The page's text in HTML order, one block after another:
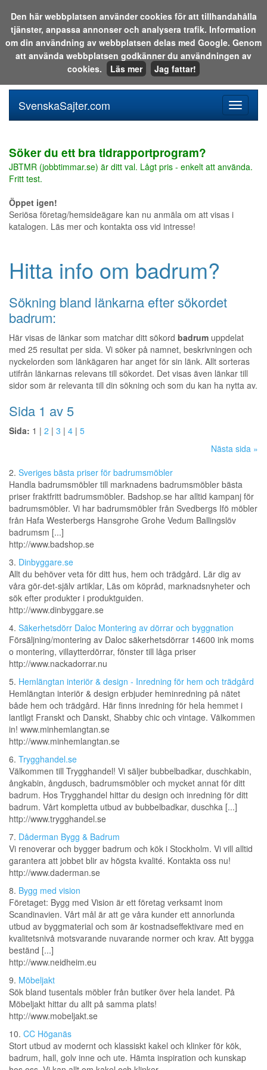
Sök i katalogen eller på webben:
meny
SvenskaSajter.com
Söker du ett bra tidrapportprogram?
JBTMR (jobbtimmar.se) är ditt val. Lågt pris - enkelt att använda.
Fritt test.
Öppet igen!
Seriösa företag/hemsideägare kan nu anmäla om att visas i
katalogen. Läs mer och kontakta oss vid intresse!
Hitta info om badrum?
Sökning bland länkarna efter sökordet
badrum:
Här visas de länkar som matchar ditt sökord badrum uppdelat
med 25 resultat per sida. Vi söker på namnet, beskrivningen och
nyckelorden som länkägaren har anget för sin länk. Allt sorteras
utifrån länkarnas relevans till sökordet. Det visas även länkar till
sidor som är relevanta till din sökning och som du kan ha nytta av.
Sida 1 av 5
Sida: 1 | 2 | 3 | 4 | 5
Nästa sida »
2. Sveriges bästa priser för badrumsmöbler
Handla badrumsmöbler till marknadens badrumsmöbler bästa
priser fraktfritt badrumsmöbler. Badshop.se har alltid kampanj för
badrumsmöbler. Vi har badrumsmöbler från Svedbergs Ifö möbler
från Hafa Westerbergs Hansgrohe Grohe Vedum Ballingslöv
badrumsm [...]
http://www.badshop.se
3. Dinbyggare.se
Allt du behöver veta för ditt hus, hem och trädgård. Lär dig av
våra gör-det-själv artiklar, Läs om köpråd, marknadsnyheter och
sök efter produkter i produktguiden.
http://www.dinbyggare.se
4. Säkerhetsdörr Daloc Montering av dörrar och byggnation
Försäljning/montering av Daloc säkerhetsdörrar 14600 ink moms
o montering, villaytterdörrar, fönster till låga priser
http://www.nackadorrar.nu
5. Hemlängtan interiör & design - Inredning för hem och trädgård
Hemlängtan interiör & design erbjuder heminredning på nätet
både hem och trädgård. Här finns inredning för hela hemmet i
lantligt Franskt och Danskt, Shabby chic och vintage. Välkommen
in! www.minhemlangtan.se
http://www.minhemlangtan.se
6. Trygghandel.se
Välkommen till Trygghandel! Vi säljer bubbelbadkar, duschkabin,
ångkabin, ångdusch, badrumsmöbler och mycket annat för ditt
badrum. Hos Trygghandel hittar du design och inredning för ditt
badrum. Vårt kompletta utbud av bubbelbadkar, duschka [...]
http://www.trygghandel.se
7. Dåderman Bygg & Badrum
Vi renoverar och bygger badrum och kök i Stockholm. Vi vill alltid
garantera att jobbet blir av högsta kvalité. Kontakta oss nu!
http://www.daderman.se
8. Bygg med vision
Företaget: Bygg med Vision är ett företag verksamt inom
Scandinavien. Vårt mål är att ge våra kunder ett annorlunda
utbud av byggmaterial och som är kostnadseffektivare med en
kvalitetsnivå motsvarande nuvarande normer och krav. Att bygga
beständ [...]
http://www.neidheim.eu
9. Möbeljakt
Sök bland tusentals möbler från butiker över hela landet. På
Möbeljakt hittar du allt på samma plats!
http://www.mobeljakt.se
10. CC Höganäs
Stort utbud av modernt och klassiskt kakel och klinker för kök,
badrum, hall, golv inne och ute. Hämta inspiration och kunskap
Den här webbplatsen använder cookies för att tillhandahålla
tjänster, anpassa annonser och analysera trafik. Information
om din användning av webbplatsen delas med Google. Genom
att använda webbplatsen godkänner du användningen av
cookies.
Läs mer Jag fattar!